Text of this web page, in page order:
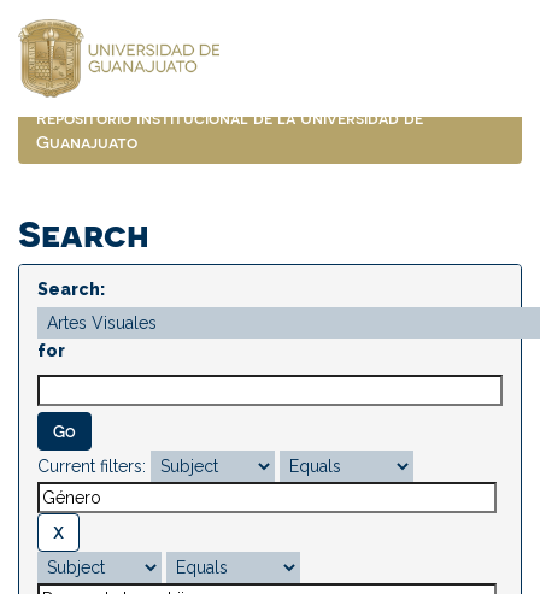
navigation
Repositorio Institucional de la Universidad de
Guanajuato
Search
Search:
for
Current filters: